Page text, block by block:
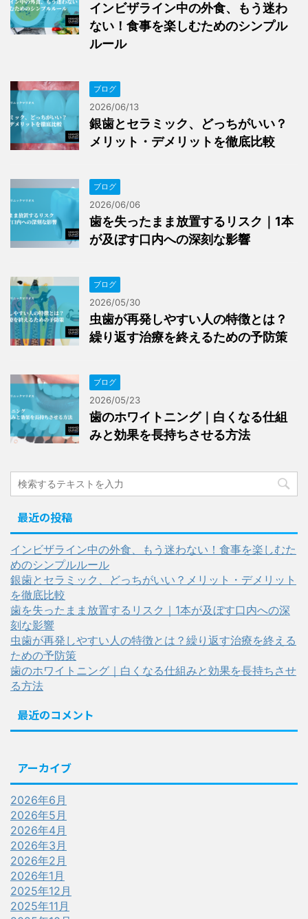
インビザライン中の外食、もう迷わ
ない！食事を楽しむためのシンプル
ルール
ブログ
2026/06/13
銀歯とセラミック、どっちがいい？
メリット・デメリットを徹底比較
ブログ
2026/06/06
歯を失ったまま放置するリスク｜1本
が及ぼす口内への深刻な影響
ブログ
2026/05/30
虫歯が再発しやすい人の特徴とは？
繰り返す治療を終えるための予防策
ブログ
2026/05/23
歯のホワイトニング｜白くなる仕組
みと効果を長持ちさせる方法
最近の投稿
インビザライン中の外食、もう迷わない！食事を楽しむた
めのシンプルルール
銀歯とセラミック、どっちがいい？メリット・デメリット
を徹底比較
歯を失ったまま放置するリスク｜1本が及ぼす口内への深
刻な影響
虫歯が再発しやすい人の特徴とは？繰り返す治療を終える
ための予防策
歯のホワイトニング｜白くなる仕組みと効果を長持ちさせ
る方法
最近のコメント
アーカイブ
2026年6月
2026年5月
2026年4月
2026年3月
2026年2月
2026年1月
2025年12月
2025年11月